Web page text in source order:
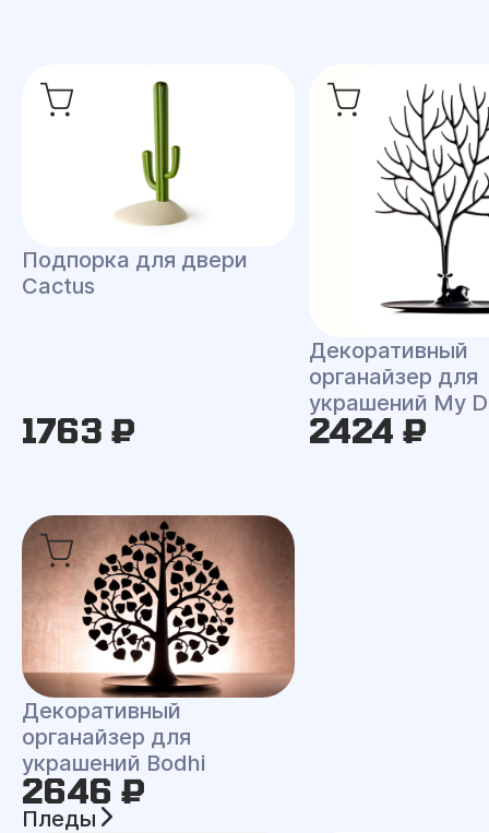
Подпорка для двери
Cactus
1763 ₽
Декоративный
органайзер для
украшений My
2424 ₽
Декоративный
органайзер для
украшений Bodhi
2646 ₽
Пледы